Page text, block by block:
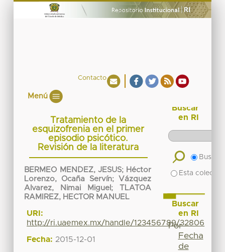
Contacto
Menú
Tratamiento de la
esquizofrenia en el primer
episodio psicótico.
Revisión de la literatura
BERMEO MENDEZ, JESUS; Héctor
Lorenzo, Ocaña Servín; Vázquez
Alvarez, Nimai Miguel ;
TLATOA
RAMIREZ, HECTOR MANUEL
URI:
http://ri.uaemex.mx/handle/123456789/32806
Fecha: 2015-12-01
Buscar
en RI
Buscar
Esta
Buscar
en RI
Por
Fecha
de